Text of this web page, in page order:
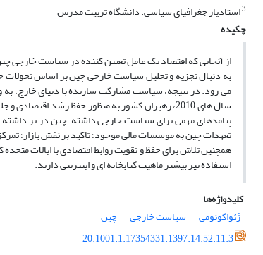
3استادیار جغرافیای سیاسی. دانشگاه تربیت مدرس
چکیده
از آنجایی که اقتصاد یک عامل تعیین کننده در سیاست خارجی
به دنبال تجزیه و تحلیل سیاست خارجی چین بر اساس تحولات
می رود. در نتیجه، سیاست مشارکت سازنده با دنیای خارج،
سال های 2010، رهبران کشور به منظور حفظ رشد
پیامدهای مهمی برای سیاست خارجی داشته چین در بر
تعهدات چین به موسسات مالی موجود؛ تاکید بر نقش بازار؛
همچنین تلاش برای حفظ و تقویت روابط اقتصادی با ایالات
استفاده نیز بیشتر ماهیت کتابخانه ای و اینترنتی دارند.
کلیدواژه‌ها
ژئواکونومی
سیاست خارجی
چین
20.1001.1.17354331.1397.14.52.11.3